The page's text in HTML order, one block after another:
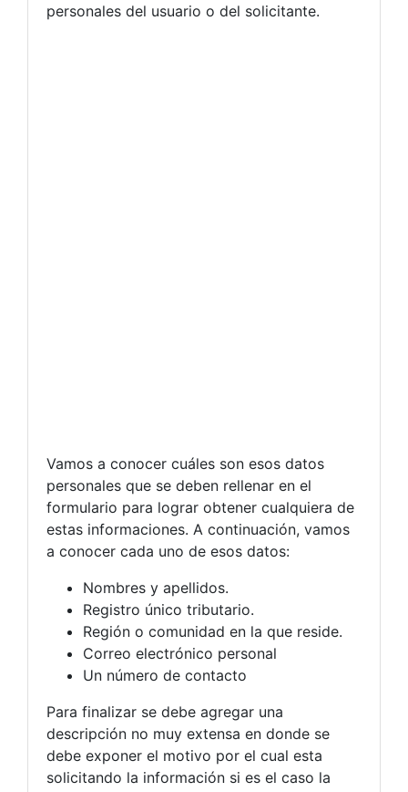
personales del usuario o del solicitante.
Vamos a conocer cuáles son esos datos
personales que se deben rellenar en el
formulario para lograr obtener cualquiera de
estas informaciones. A continuación, vamos
a conocer cada uno de esos datos:
Nombres y apellidos.
Registro único tributario.
Región o comunidad en la que reside.
Correo electrónico personal
Un número de contacto
Para finalizar se debe agregar una
descripción no muy extensa en donde se
debe exponer el motivo por el cual esta
solicitando la información si es el caso la